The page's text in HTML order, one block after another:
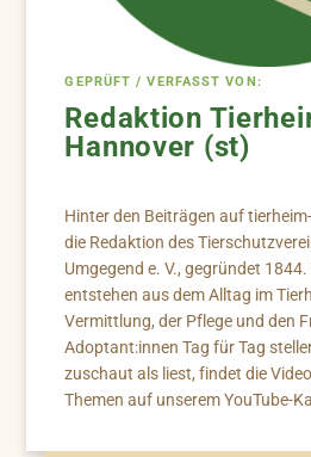
GEPRÜFT / VERFASST VON:
Redaktion
Hannover (st)
Hinter den Beiträgen auf
die Redaktion des
Umgegend e. V., gegründet
entstehen aus dem Alltag im
Vermittlung, der Pflege und den
Adoptant:innen Tag für Tag
zuschaut als liest, findet die
Themen auf unserem YouTube-